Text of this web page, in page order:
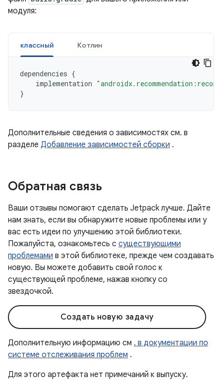
модуля:
классный Котлин
dependencies {
implementation
}
Дополнительные сведения о зависимостях см. в
разделе Добавление зависимостей сборки .
Обратная связь
Ваши отзывы помогают сделать Jetpack лучше. Дайте
нам знать, если вы обнаружите новые проблемы или у
вас есть идеи по улучшению этой библиотеки.
Пожалуйста, ознакомьтесь с существующими
проблемами в этой библиотеке, прежде чем создавать
новую. Вы можете добавить свой голос к
существующей проблеме, нажав кнопку со
звездочкой.
Создать новую задачу
Дополнительную информацию см . в документации по
системе отслеживания проблем .
Для этого артефакта нет примечаний к выпуску.